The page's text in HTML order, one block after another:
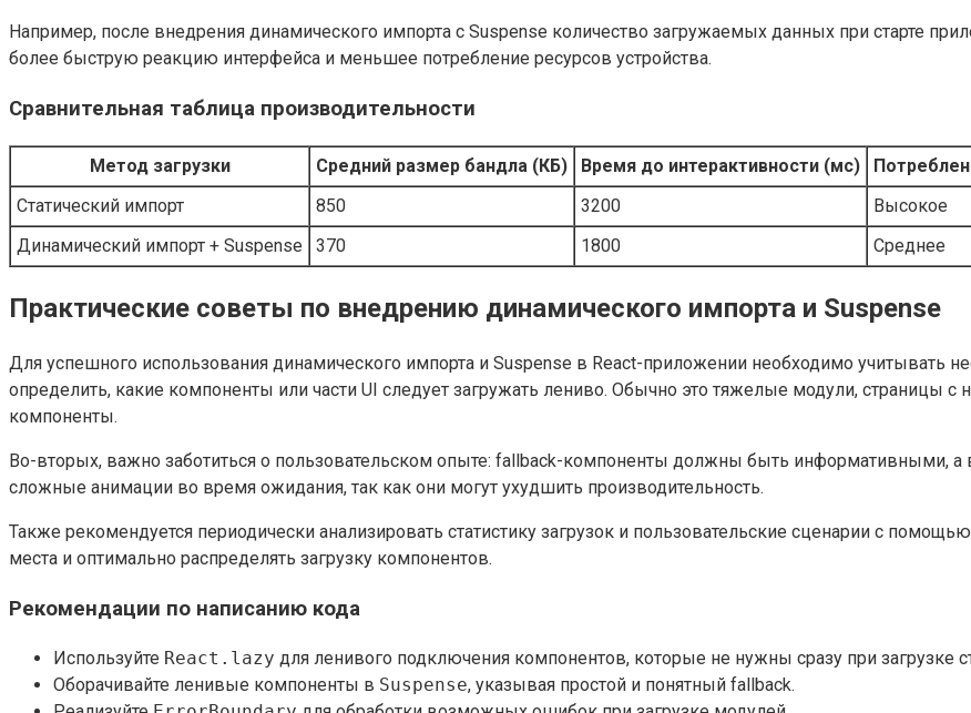
Например, после внедрения динамического импорта с Suspense количество загружаемых данных при старте
более быструю реакцию интерфейса и меньшее потребление ресурсов устройства.
Сравнительная таблица производительности
Метод загрузки Средний размер бандла (КБ) Время до интерактивности (мс)
Статический импорт
850 3200
Высокое
Динамический импорт + Suspense
370 1800 Среднее
Практические советы по внедрению динамического импорта и Suspense
Для успешного использования динамического импорта и Suspense в React-приложении необходимо учитывать
определить, какие компоненты или части UI следует загружать лениво. Обычно это тяжелые модули, страницы
компоненты.
Во-вторых, важно заботиться о пользовательском опыте: fallback-компоненты должны быть информативными,
сложные анимации во время ожидания, так как они могут ухудшить производительность.
Также рекомендуется периодически анализировать статистику загрузок и пользовательские сценарии с
места и оптимально распределять загрузку компонентов.
Рекомендации по написанию кода
Используйте React.lazy для ленивого подключения компонентов, которые не нужны сразу при загрузке
Оборачивайте ленивые компоненты в Suspense, указывая простой и понятный fallback.